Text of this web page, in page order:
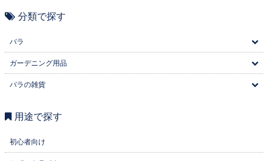
分類で探す
バラ
ガーデニング用品
バラの雑貨
用途で探す
初心者向け